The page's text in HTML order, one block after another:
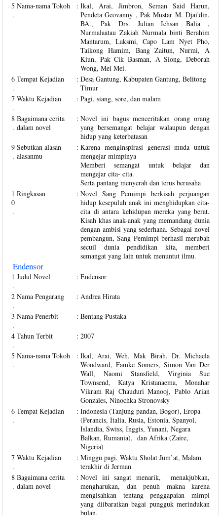
5
.
Nama-nama Tokoh : Ikal, Arai, Jimbron, Seman Said Harun,
Pendeta Geovanny , Pak Mustar M. Djai'din.
BA., Pak Drs. Julian Ichsan Balia ,
Nurmalaatau Zakiah Nurmala binti Berahim
Mantarum, Laksmi, Capo Lam Nyet Pho,
Taikong Hamim, Bang Zaitun, Nurmi, A
Kiun, Pak Cik Basman, A Siong, Deborah
Wong, Mei Mei.
6
.
Tempat Kejadian : Desa Gantung, Kabupaten Gantung, Belitong
Timur
7
.
Waktu Kejadian : Pagi, siang, sore, dan malam
8
.
Bagaimana cerita
dalam novel
: Novel ini bagus menceritakan orang orang
yang bersemangat belajar walaupun dengan
hidup yang keterbatasan
9
.
Sebutkan alasan-
alasanmu
: Karena menginspirasi generasi muda untuk
mengejar mimpinya
Memberi semangat untuk belajar dan
mengejar cita- cita.
Serta pantang menyerah dan terus berusaha
1
0
.
Ringkasan : Novel Sang Pemimpi berkisah perjuangan
hidup kesepuluh anak ini menghidupkan cita-
cita di antara kehidupan mereka yang berat.
Kisah khas anak-anak yang memandang dunia
dengan ambisi yang sederhana. Sebagai novel
pembangun, Sang Pemimpi berhasil merubah
secuil dunia pendidikan kita, memberi
semangat yang lain untuk menuntut ilmu.
Endensor
1
.
Judul Novel : Endensor
2
.
Nama Pengarang : Andrea Hirata
3
.
Nama Penerbit : Bentang Pustaka
4
.
Tahun Terbit : 2007
5
.
Nama-nama Tokoh : Ikal, Arai, Weh, Mak Birah, Dr. Michaela
Woodward, Famke Somers, Simon Van Der
Wall, Naomi Stansfield, Virginia Sue
Townsend, Katya Kristanaema, Monahar
Vikram Raj Chauduri Manooj, Pablo Arian
Gonzales, Ninochka Stronovsky
6
.
Tempat Kejadian : Indonesia (Tanjung pandan, Bogor), Eropa
(Perancis, Italia, Rusia, Estonia, Spanyol,
Islandia, Swiss, Inggis, Yunani, Negara
Balkan, Rumania), dan Afrika (Zaire,
Nigeria)
7
.
Waktu Kejadian : Minggu pagi, Waktu Sholat Jum’at, Malam
terakhir di Jerman
8
.
Bagaimana cerita
dalam novel
: Novel ini sangat menarik, menakjubkan,
mengharukan, dan penuh makna karena
mengisahkan tentang penggapaian mimpi
yang diibaratkan bagai pungguk merindukan
bulan.